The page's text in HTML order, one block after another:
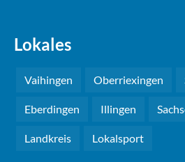
Lokales
Vaihingen Oberriexingen
Eberdingen Illingen
Landkreis Lokalsport